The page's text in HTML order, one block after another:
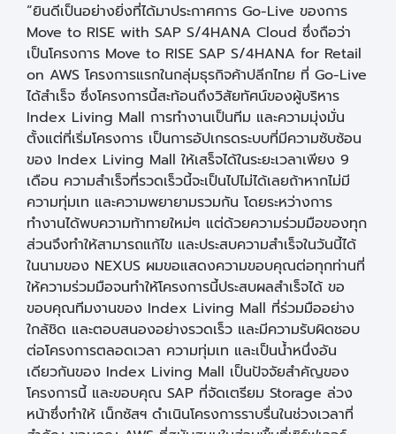
“ยินดีเป็นอย่างยิ่งที่ได้มาประกาศการ Go-Live ของการ
Move to RISE with SAP S/4HANA Cloud ซึ่งถือว่า
เป็นโครงการ Move to RISE SAP S/4HANA for Retail
on AWS โครงการแรกในกลุ่มธุรกิจค้าปลีกไทย ที่ Go-Live
ได้สำเร็จ ซึ่งโครงการนี้สะท้อนถึงวิสัยทัศน์ของผู้บริหาร
Index Living Mall การทำงานเป็นทีม และความมุ่งมั่น
ตั้งแต่ที่เริ่มโครงการ เป็นการอัปเกรดระบบที่มีความซับซ้อน
ของ Index Living Mall ให้เสร็จได้ในระยะเวลาเพียง 9
เดือน ความสำเร็จที่รวดเร็วนี้จะเป็นไปไม่ได้เลยถ้าหากไม่มี
ความทุ่มเท และความพยายามรวมกัน โดยระหว่างการ
ทำงานได้พบความท้าทายใหม่ๆ แต่ด้วยความร่วมมือของทุก
ส่วนจึงทำให้สามารถแก้ไข และประสบความสำเร็จในวันนี้ได้
ในนามของ NEXUS ผมขอแสดงความขอบคุณต่อทุกท่านที่
ให้ความร่วมมือจนทำให้โครงการนี้ประสบผลสำเร็จได้ ขอ
ขอบคุณทีมงานของ Index Living Mall ที่ร่วมมืออย่าง
ใกล้ชิด และตอบสนองอย่างรวดเร็ว และมีความรับผิดชอบ
ต่อโครงการตลอดเวลา ความทุ่มเท และเป็นน้ำหนึ่งอัน
เดียวกันของ Index Living Mall เป็นปัจจัยสำคัญของ
โครงการนี้ และขอบคุณ SAP ที่จัดเตรียม Storage ล่วง
หน้าซึ่งทำให้ เน็กซัสฯ ดำเนินโครงการราบรื่นในช่วงเวลาที่